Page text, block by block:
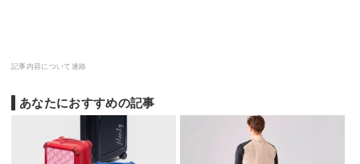
記事内容について連絡
あなたにおすすめの記事